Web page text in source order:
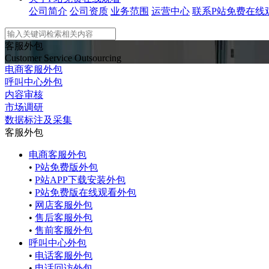
公司简介 公司资质 业务范围 运营中心 联系P站免费在线
客服外包
Customer Service Outsourcing
电商客服外包
呼叫中心外包
内容审核
市场调研
数据标注及采集
客服外包
电商客服外包
• P站免费版外包
• P站APP下载安装外包
• P站免费版在线观看外包
• 网店客服外包
• 售后客服外包
• 售前客服外包
呼叫中心外包
• 电话客服外包